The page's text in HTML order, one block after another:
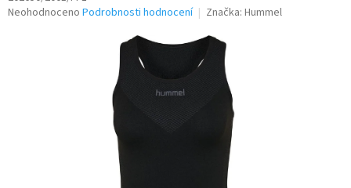
Průměrné
Neohodnoceno Podrobnosti hodnocení Značka: Hummel